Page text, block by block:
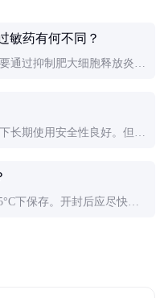
敏药有何不同？
通过抑制肥大细胞释放炎症
具优势。
长期使用安全性良好。但建
下保存。开封后应尽快使